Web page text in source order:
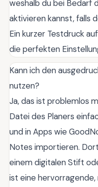
weshalb du bei Bedarf
aktivieren kannst, falls
Ein kurzer Testdruck
die perfekten
Kann ich den
nutzen?
Ja, das ist problemlos
Datei des Planers
und in Apps wie
Notes importieren.
einem digitalen Stift
ist eine